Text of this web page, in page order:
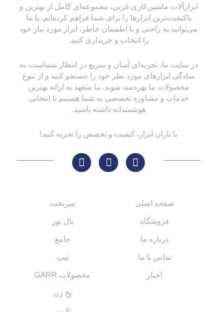
ابزارآلات ماشین‌کاری غربی، مجموعه‌ای کامل از بهترین و
باکیفیت‌ترین ابزارها را برای شما فراهم کرده‌ایم. با ما
می‌توانید به راحتی و با اطمینان خاطر، ابزار مورد نیاز خود
را انتخاب و خریداری کنید.
در سایت ما، تجربه‌ای آسان و سریع در انتظار شماست. به
سادگی ابزارهای مورد نظر خود را جستجو کنید و از تنوع
محصولات ما بهره‌مند شوید. ما متعهد به ارائه بهترین
خدمات و مشاوره تخصصی به شما هستیم تا انتخابی
هوشمندانه داشته باشید.
با باران ابزار، کیفیت و تخصص را تجربه کنید!
صفحه اصلی
فروشگاه
درباره ما
تماس با ما
اخبار
سرتخت
بال نوز
جامع
تیپ
محصولات GARR
پخ زن